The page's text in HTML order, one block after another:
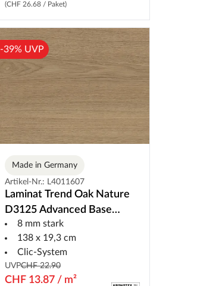
(CHF 26.68 / Paket)
-39% UVP
Made in Germany
Artikel-Nr.: L4011607
Laminat Trend Oak Nature
D3125 Advanced Base
Landhausdiele
8 mm stark
138 x 19,3 cm
Clic-System
UVPCHF 22.90
CHF 13.87 / m²